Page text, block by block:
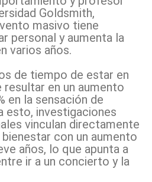
Goldsmith,
masivo tiene
personal y aumenta la
varios años.
de tiempo de estar en
en un aumento
en la sensación de
esto, investigaciones
vinculan directamente
con un aumento
años, lo que apunta a
ir a un concierto y la